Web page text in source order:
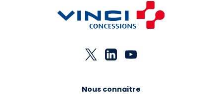
Nous connaitre